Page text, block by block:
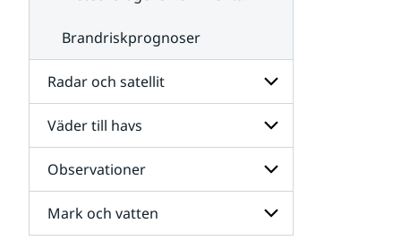
Brandriskprognoser
Radar och satellit
Undersidor
för
Radar
och
satellit
Väder till havs
Undersidor
för
Väder
till
havs
Observationer
Undersidor
för
Mark och vatten